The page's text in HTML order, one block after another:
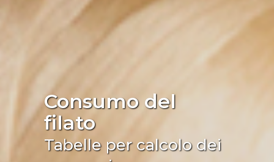
Consumo del
filato
Tabelle per calcolo dei